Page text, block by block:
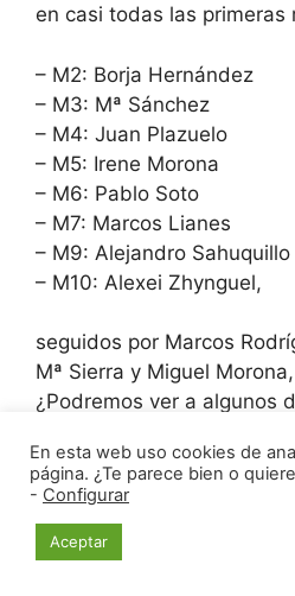
en casi todas las primeras
– M2: Borja Hernández
– M3: Mª Sánchez
– M4: Juan Plazuelo
– M5: Irene Morona
– M6: Pablo Soto
– M7: Marcos Lianes
– M9: Alejandro Sahuquillo
– M10: Alexei Zhynguel,
seguidos por Marcos
Mª Sierra y Miguel
¿Podremos ver a algunos
También están publicados
ronda 4ª.
En esta web uso cookies de
página. ¿Te parece bien o
- Configurar
Aceptar